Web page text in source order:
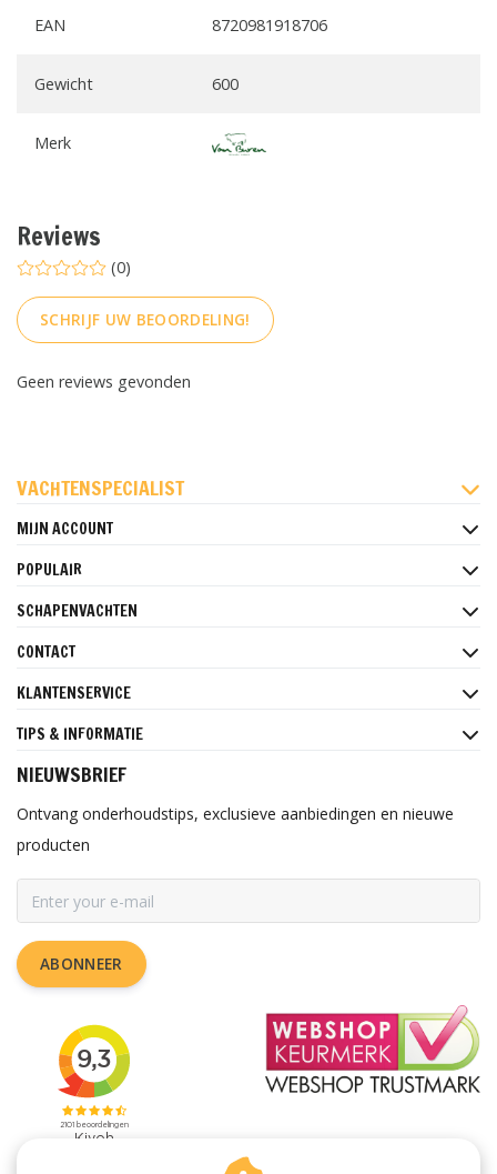
EAN 8720981918706
Gewicht 600
Merk
Reviews
(0)
SCHRIJF UW BEOORDELING!
Geen reviews gevonden
VACHTENSPECIALIST
MIJN ACCOUNT
POPULAIR
SCHAPENVACHTEN
CONTACT
KLANTENSERVICE
TIPS & INFORMATIE
NIEUWSBRIEF
Ontvang onderhoudstips, exclusieve aanbiedingen en nieuwe
producten
ABONNEER